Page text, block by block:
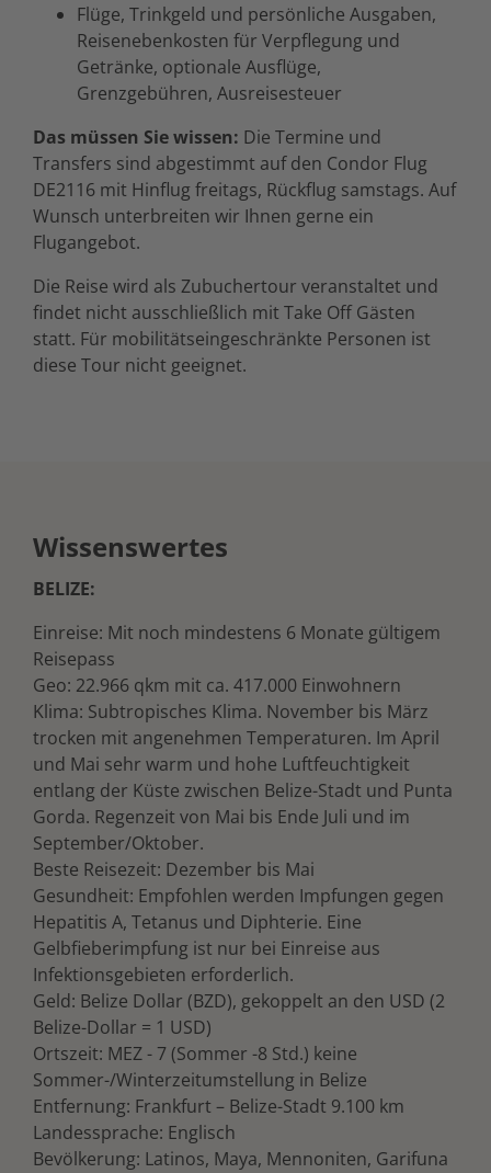
Flüge, Trinkgeld und persönliche Ausgaben,
Reisenebenkosten für Verpflegung und
Getränke, optionale Ausflüge,
Grenzgebühren, Ausreisesteuer
Das müssen Sie wissen: Die Termine und
Transfers sind abgestimmt auf den Condor Flug
DE2116 mit Hinflug freitags, Rückflug samstags. Auf
Wunsch unterbreiten wir Ihnen gerne ein
Flugangebot.
Die Reise wird als Zubuchertour veranstaltet und
findet nicht ausschließlich mit Take Off Gästen
statt. Für mobilitätseingeschränkte Personen ist
diese Tour nicht geeignet.
Wissenswertes
BELIZE:
Einreise: Mit noch mindestens 6 Monate gültigem
Reisepass
Geo: 22.966 qkm mit ca. 417.000 Einwohnern
Klima: Subtropisches Klima. November bis März
trocken mit angenehmen Temperaturen. Im April
und Mai sehr warm und hohe Luftfeuchtigkeit
entlang der Küste zwischen Belize-Stadt und Punta
Gorda. Regenzeit von Mai bis Ende Juli und im
September/Oktober.
Beste Reisezeit: Dezember bis Mai
Gesundheit: Empfohlen werden Impfungen gegen
Hepatitis A, Tetanus und Diphterie. Eine
Gelbfieberimpfung ist nur bei Einreise aus
Infektionsgebieten erforderlich.
Geld: Belize Dollar (BZD), gekoppelt an den USD (2
Belize-Dollar = 1 USD)
Ortszeit: MEZ - 7 (Sommer -8 Std.) keine
Sommer-/Winterzeitumstellung in Belize
Entfernung: Frankfurt – Belize-Stadt 9.100 km
Landessprache: Englisch
Bevölkerung: Latinos, Maya, Mennoniten, Garifuna